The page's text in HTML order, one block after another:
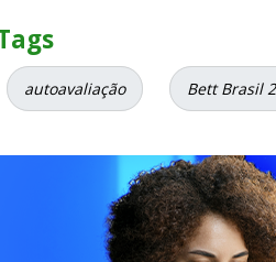
autoavaliação Bett Brasil